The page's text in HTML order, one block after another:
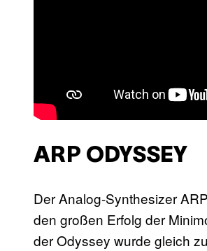
ARP ODYSSEY
Der Analog-Synthesizer
den großen Erfolg der
der Odyssey wurde gleich